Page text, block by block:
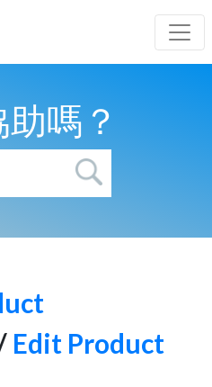
嗎？
Edit Product